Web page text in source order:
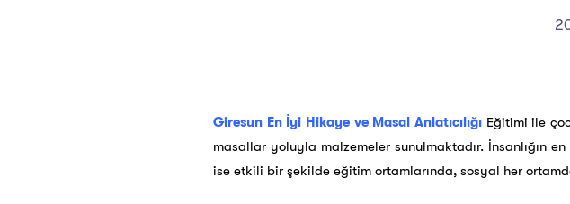
Giresun En İyi Hikaye ve Masal AnlatıcılığıEğitimi ile
masallar yoluyla malzemeler sunulmaktadır. İnsanlığın
ise etkili bir şekilde eğitim ortamlarında, sosyal her